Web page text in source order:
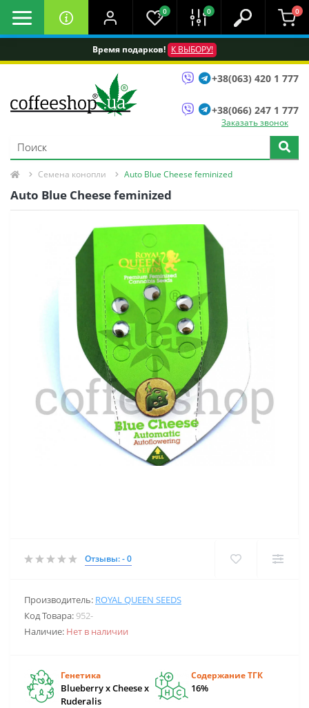
Время подарков! К ВЫБОРУ!
0 0 0
+38(063) 420 1 777
+38(066) 247 1 777
Заказать звонок
Семена конопли Auto Blue Cheese feminized
Auto Blue Cheese feminized
Отзывы: - 0
Производитель: ROYAL QUEEN SEEDS
Код Товара: 952-
Наличие: Нет в наличии
Генетика
Blueberry x Cheese x
Ruderalis
Содержание ТГК
16%